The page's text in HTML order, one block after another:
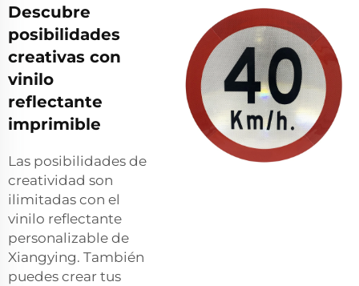
Descubre
posibilidades
creativas con
vinilo
reflectante
imprimible
Las posibilidades de
creatividad son
ilimitadas con el
vinilo reflectante
personalizable de
Xiangying. También
puedes crear tus